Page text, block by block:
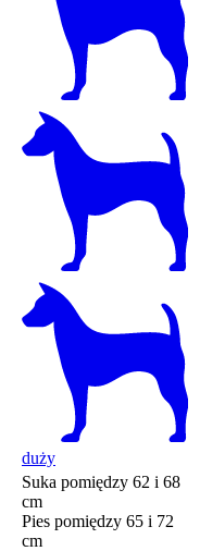
duży
Suka pomiędzy 62 i 68
cm
Pies pomiędzy 65 i 72
cm